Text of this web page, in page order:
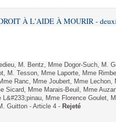
À L'AIDE À MOURIR -
M. Bentz, Mme Dogor-Such, M.
M. Tesson, Mme Laporte, Mme
Ranc, Mme Joubert, Mme
Sicard, Mme Marais-Beuil, Mme
L&#233;pinau, Mme Florence Goulet,
Guitton - Article 4 - Rejeté